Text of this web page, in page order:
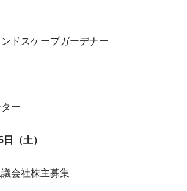
ンドスケープガーデナー
ー
（土）
議会社株主募集